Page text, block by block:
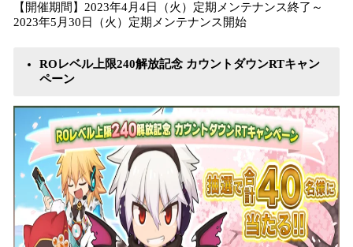
【開催期間】2023年4月4日（火）定期メンテナンス終了～
2023年5月30日（火）定期メンテナンス開始
ROレベル上限240解放記念 カウントダウンRTキャン
ペーン